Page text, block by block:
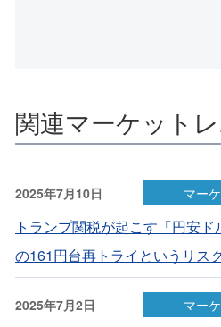
関連マーケット
2025年7月10日 マー
トランプ関税が起こす「円安
の161円台再トライというリス
2025年7月2日 マー